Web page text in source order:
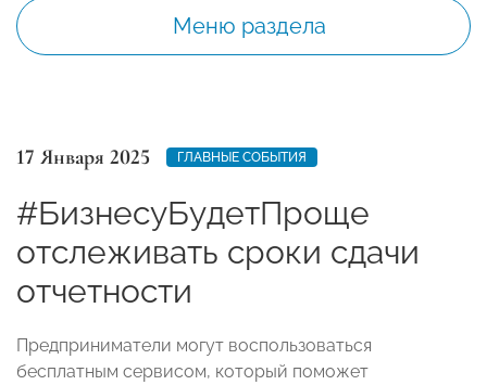
Меню раздела
17 Января 2025 ГЛАВНЫЕ СОБЫТИЯ
#БизнесуБудетПроще
отслеживать сроки сдачи
отчетности
Предприниматели могут воспользоваться
бесплатным сервисом, который поможет